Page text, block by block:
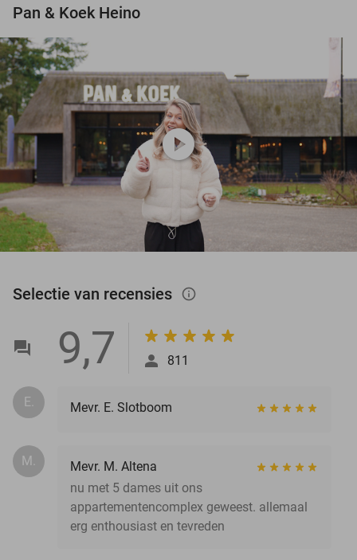
Pan & Koek Heino
play_circle
Selectie van recensies info_outlined
9,7 811
E. Mevr. E. Slotboom
M.
Mevr. M. Altena
nu met 5 dames uit ons
appartementencomplex geweest. allemaal
erg enthousiast en tevreden